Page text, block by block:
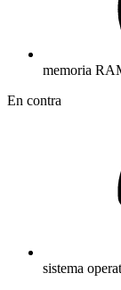
memoria
En contra
sistema